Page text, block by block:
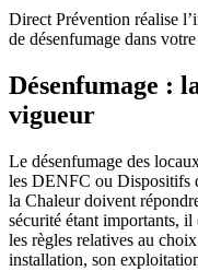
Direct Prévention réalise
de désenfumage dans
Désenfumage :
vigueur
Le désenfumage des
les DENFC ou Dispositifs
la Chaleur doivent
sécurité étant importants,
les règles relatives au
installation, son